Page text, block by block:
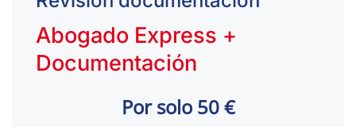
Abogado Express +
Documentación
Por solo 50 €